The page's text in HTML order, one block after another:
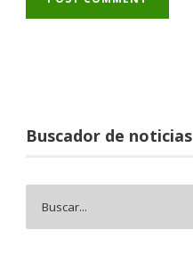
Buscador de noticias